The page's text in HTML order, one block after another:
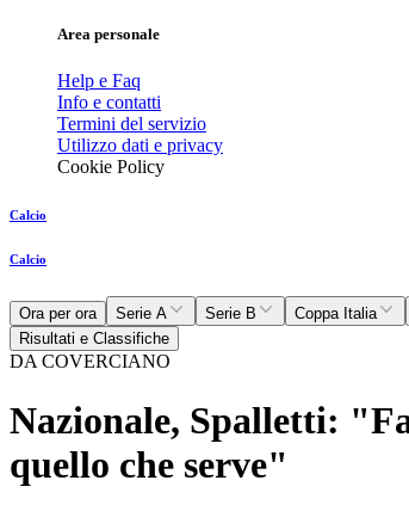
Area personale
Help e Faq
Info e contatti
Termini del servizio
Utilizzo dati e privacy
Cookie Policy
Calcio
Calcio
Ora per ora Serie A Serie B Coppa Italia
Risultati e Classifiche
DA COVERCIANO
Nazionale, Spalletti:
quello che serve"